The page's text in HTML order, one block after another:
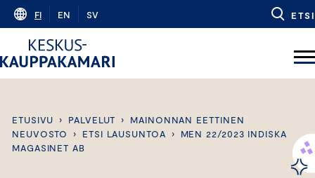
Skip
content
FI EN SV ETSI
ETUSIVU › PALVELUT ›
MAINONNAN EETTINEN
NEUVOSTO
› ETSI LAUSUNTOA ›
MEN 22/2023 INDISKA
MAGASINET AB